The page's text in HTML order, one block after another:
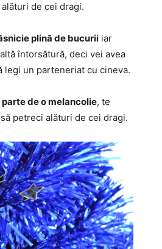
de cei dragi.
plină de bucurii iar
întorsătură, deci vei avea
legi un parteneriat cu cineva.
de o melancolie, te
petreci alături de cei dragi.